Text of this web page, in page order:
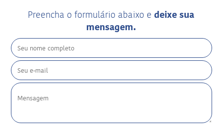
Preencha o formulário abaixo e deixe sua
mensagem.